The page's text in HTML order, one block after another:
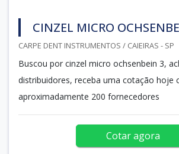
CINZEL MICRO
CARPE DENT INSTRUMENTOS / CAIEIRAS - SP
Buscou por cinzel micro ochsenbein 3,
distribuidores, receba uma cotação hoje
aproximadamente 200 fornecedores
Cotar agora